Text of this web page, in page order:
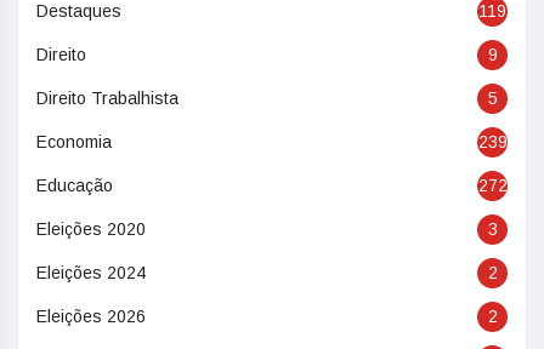
Destaques 119
Direito 9
Direito Trabalhista 5
Economia 239
Educação 272
Eleições 2020 3
Eleições 2024 2
Eleições 2026 2